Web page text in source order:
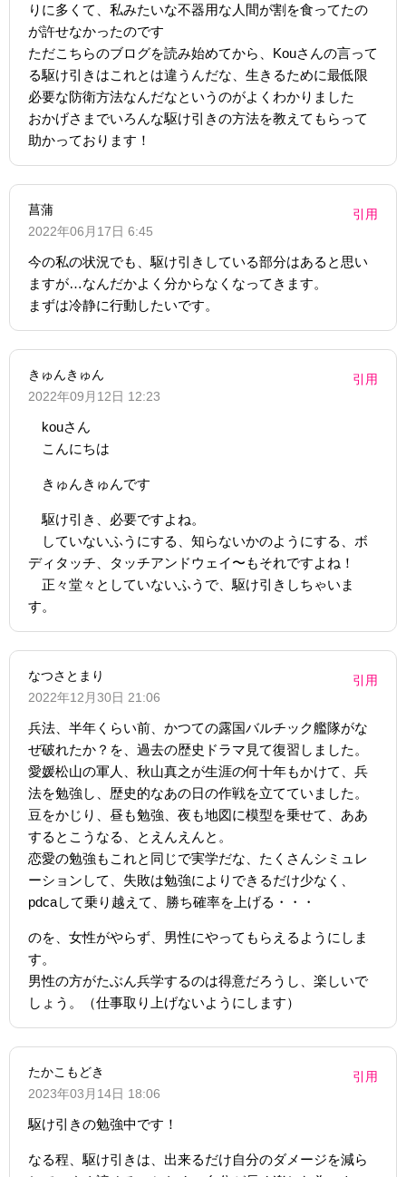
りに多くて、私みたいな不器用な人間が割を食ってたの
が許せなかったのです
ただこちらのブログを読み始めてから、Kouさんの言って
る駆け引きはこれとは違うんだな、生きるために最低限
必要な防衛方法なんだなというのがよくわかりました
おかげさまでいろんな駆け引きの方法を教えてもらって
助かっております！
菖蒲
2022年06月17日 6:45
引用
今の私の状況でも、駆け引きしている部分はあると思い
ますが…なんだかよく分からなくなってきます。
まずは冷静に行動したいです。
きゅんきゅん
2022年09月12日 12:23
引用
kouさん
こんにちは
きゅんきゅんです
駆け引き、必要ですよね。
していないふうにする、知らないかのようにする、ボ
ディタッチ、タッチアンドウェイ〜もそれですよね！
正々堂々としていないふうで、駆け引きしちゃいま
す。
なつさとまり
2022年12月30日 21:06
引用
兵法、半年くらい前、かつての露国バルチック艦隊がな
ぜ破れたか？を、過去の歴史ドラマ見て復習しました。
愛媛松山の軍人、秋山真之が生涯の何十年もかけて、兵
法を勉強し、歴史的なあの日の作戦を立てていました。
豆をかじり、昼も勉強、夜も地図に模型を乗せて、ああ
するとこうなる、とえんえんと。
恋愛の勉強もこれと同じで実学だな、たくさんシミュレ
ーションして、失敗は勉強によりできるだけ少なく、
pdcaして乗り越えて、勝ち確率を上げる・・・
のを、女性がやらず、男性にやってもらえるようにしま
す。
男性の方がたぶん兵学するのは得意だろうし、楽しいで
しょう。（仕事取り上げないようにします）
たかこもどき
2023年03月14日 18:06
引用
駆け引きの勉強中です！
なる程、駆け引きは、出来るだけ自分のダメージを減ら